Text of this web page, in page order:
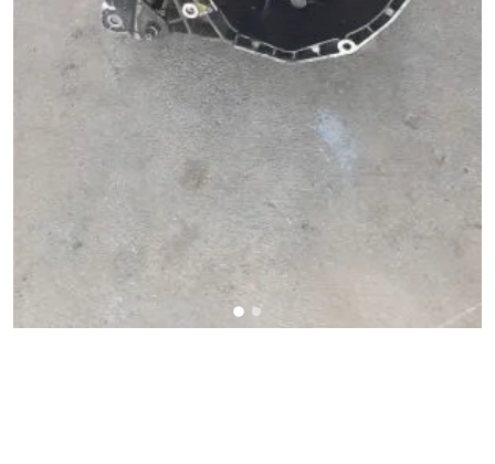
Linea 1.3 Çıkma Orijinal Otomatik Şanzıman
Ürün Kodu:
Linea Çıkma Parça
İkinci El
Stokta Var
Telefon: +90553 790 38 01